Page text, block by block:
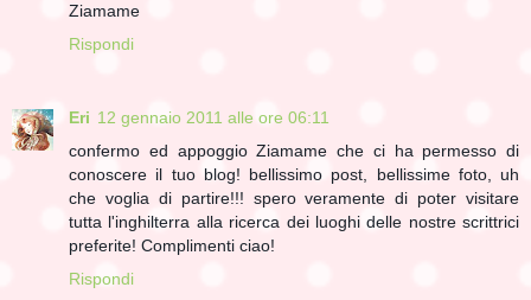
Ziamame
Rispondi
Eri 12 gennaio 2011 alle ore 06:11
confermo ed appoggio Ziamame che ci ha permesso di
conoscere il tuo blog! bellissimo post, bellissime foto, uh
che voglia di partire!!! spero veramente di poter visitare
tutta l'inghilterra alla ricerca dei luoghi delle nostre scrittrici
preferite! Complimenti ciao!
Rispondi